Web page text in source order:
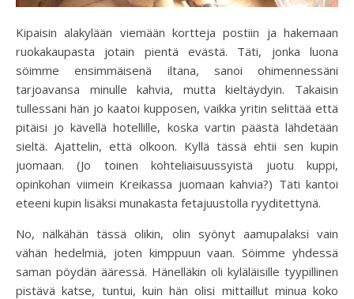
Kipaisin alakylään viemään kortteja postiin ja hakemaan
ruokakaupasta jotain pientä evästä. Täti, jonka luona
söimme ensimmäisenä iltana, sanoi ohimennessäni
tarjoavansa minulle kahvia, mutta kieltäydyin. Takaisin
tullessani hän jo kaatoi kupposen, vaikka yritin selittää että
pitäisi jo kävellä hotellille, koska vartin päästä lähdetään
sieltä. Ajattelin, että olkoon. Kyllä tässä ehtii sen kupin
juomaan. (Jo toinen kohteliaisuussyistä juotu kuppi,
opinkohan viimein Kreikassa juomaan kahvia?) Täti kantoi
eteeni kupin lisäksi munakasta fetajuustolla ryyditettynä.
No, nälkähän tässä olikin, olin syönyt aamupalaksi vain
vähän hedelmiä, joten kimppuun vaan. Söimme yhdessä
saman pöydän ääressä. Hänelläkin oli kyläläisille tyypillinen
pistävä katse, tuntui, kuin hän olisi mittaillut minua koko